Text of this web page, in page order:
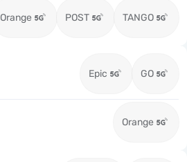
Orange POST TANGO
Epic GO
Orange